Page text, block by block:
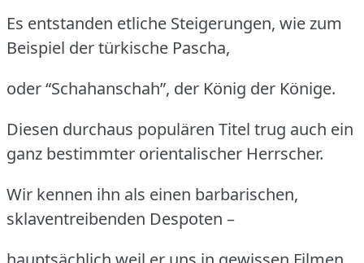
Es entstanden etliche Steigerungen, wie zum
Beispiel der türkische Pascha,
oder “Schahanschah”, der König der Könige.
Diesen durchaus populären Titel trug auch ein
ganz bestimmter orientalischer Herrscher.
Wir kennen ihn als einen barbarischen,
sklaventreibenden Despoten –